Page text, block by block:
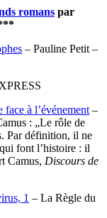
romans par
– Pauline Petit –
à l’événement –
: „Le rôle de
Par définition, il ne
font l’histoire : il
Camus, Discours de
1 – La Règle du